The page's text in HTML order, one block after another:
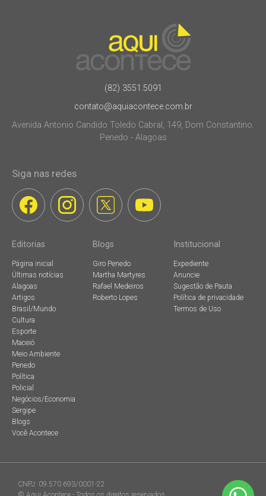
(82) 3551.5091
contato@aquiacontece.com.br
Avenida Antonio Candido Toledo Cabral, 149, Dom Constantino.
Penedo - Alagoas
Siga nas redes
Editorias
Página inicial
Últimas notícias
Alagoas
Artigos
Brasil/Mundo
Cultura
Esporte
Maceió
Meio Ambiente
Penedo
Política
Policial
Negócios/Economia
Sergipe
Blogs
Você Acontece
Blogs
Giro Penedo
Martha Martyres
Rafael Medeiros
Roberto Lopes
Institucional
Expediente
Anuncie
Sugestão de Pauta
Política de privacidade
Termos de Uso
CNPJ: 09.570.693/0001-22